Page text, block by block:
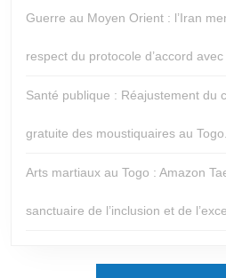
Guerre au Moyen Orient : l’Iran
respect du protocole d’accord avec
Santé publique : Réajustement du
gratuite des moustiquaires au Togo.
Arts martiaux au Togo : Amazon
sanctuaire de l’inclusion et de